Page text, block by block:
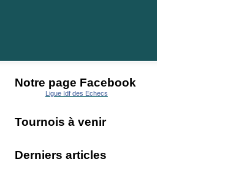
Notre page Facebook
Ligue Idf des Echecs
Tournois à venir
Derniers articles